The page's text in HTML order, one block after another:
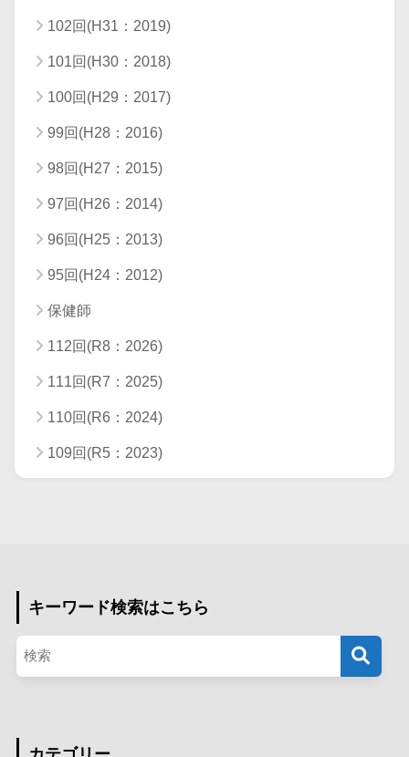
102回(H31：2019)
101回(H30：2018)
100回(H29：2017)
99回(H28：2016)
98回(H27：2015)
97回(H26：2014)
96回(H25：2013)
95回(H24：2012)
保健師
112回(R8：2026)
111回(R7：2025)
110回(R6：2024)
109回(R5：2023)
キーワード検索はこちら